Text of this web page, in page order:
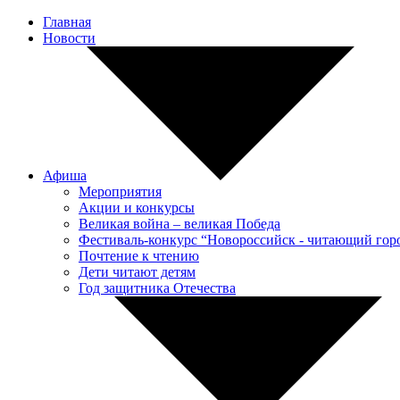
Главная
Новости
Афиша
Мероприятия
Акции и конкурсы
Великая война – великая Победа
Фестиваль-конкурс “Новороссийск - читающий
Почтение к чтению
Дети читают детям
Год защитника Отечества